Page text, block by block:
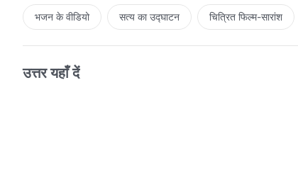
भजन के वीडियो सत्य का उद्घाटन चित्रित फिल्म-सारांश
उत्तर यहाँ दें